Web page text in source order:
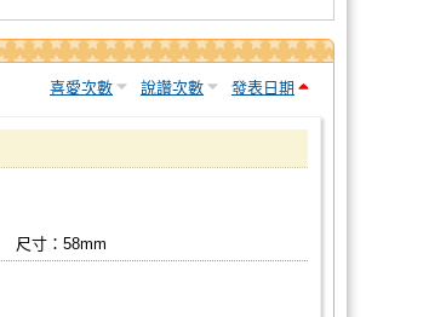
喜愛次數 說讚次數 發表日期
尺寸：58mm